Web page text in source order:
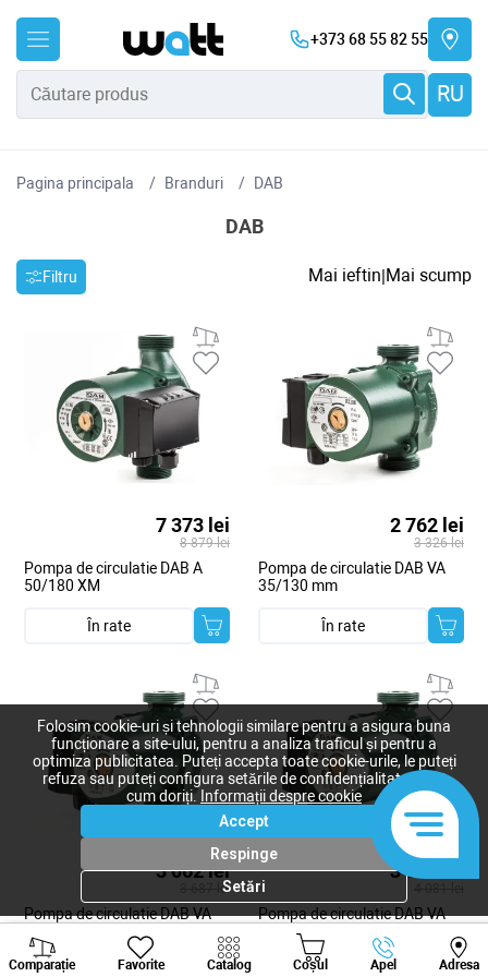
+373 68 55 82 55
RU
Pagina principala Branduri DAB
DAB
Filtru Mai ieftin|Mai scump
7 373 lei
8 879 lei
Pompa de circulatie DAB A
50/180 XM
În rate
2 762 lei
3 326 lei
Pompa de circulatie DAB VA
35/130 mm
În rate
3 062 lei
3 687 lei
Pompa de circulatie DAB VA
În rate
3 389 lei
Pompa de circulatie DAB VA
65/130 mm
În rate
Comparație Favorite Catalog Coșul Apel Adresa
Viber Whatsapp
Folosim cookie-uri și tehnologii similare pentru a asigura buna
funcționare a site-ului, pentru a analiza traficul și pentru a
optimiza publicitatea. Puteți accepta toate cookie-urile, le puteți
refuza sau puteți configura setările de confidențialitate după
cum doriți. Informații despre cookie
Accept
Respinge
Setări